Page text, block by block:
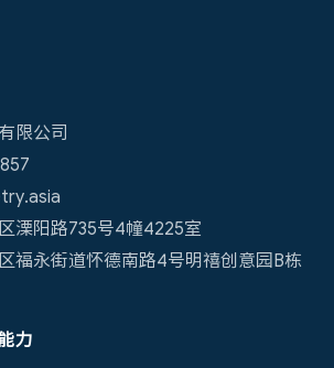
限公司
溧阳路735号4幢4225室
福永街道怀德南路4号明禧创意园B栋
力